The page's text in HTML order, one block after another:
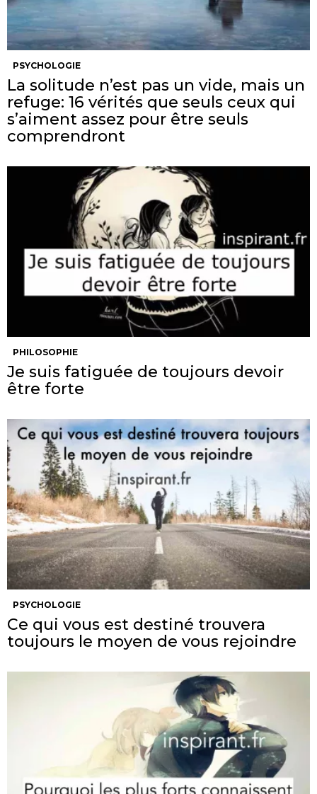
PSYCHOLOGIE
La solitude n’est pas un vide, mais un
refuge: 16 vérités que seuls ceux qui
s’aiment assez pour être seuls
comprendront
PHILOSOPHIE
Je suis fatiguée de toujours devoir
être forte
PSYCHOLOGIE
Ce qui vous est destiné trouvera
toujours le moyen de vous rejoindre